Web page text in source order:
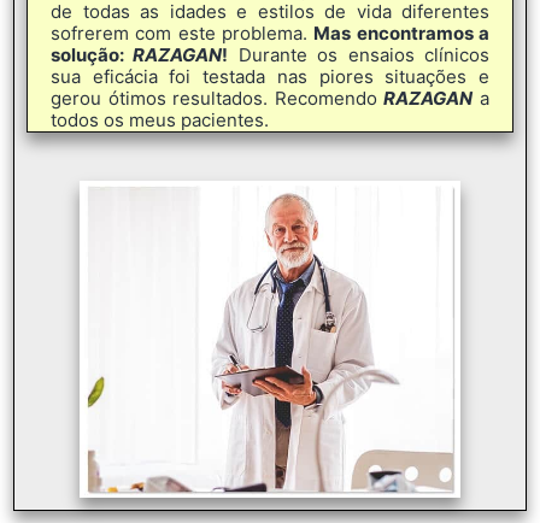
de todas as idades e estilos de vida diferentes
sofrerem com este problema. Mas encontramos a
solução:RAZAGAN! Durante os ensaios clínicos
sua eficácia foi testada nas piores situações e
gerou ótimos resultados. RecomendoRAZAGAN a
todos os meus pacientes.